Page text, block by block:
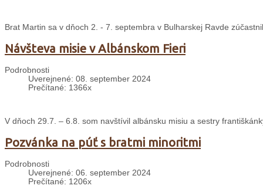
Brat Martin sa v dňoch 2. - 7. septembra v Bulharskej Ravde
Návšteva misie v Albánskom Fieri
Podrobnosti
Uverejnené: 08. september 2024
Prečítané: 1366x
V dňoch 29.7. – 6.8. som navštívil albánsku misiu a sestry
Pozvánka na púť s bratmi minoritmi
Podrobnosti
Uverejnené: 06. september 2024
Prečítané: 1206x